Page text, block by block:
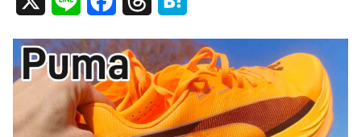
n
e
c
e
b
r
e
a
t
e
n